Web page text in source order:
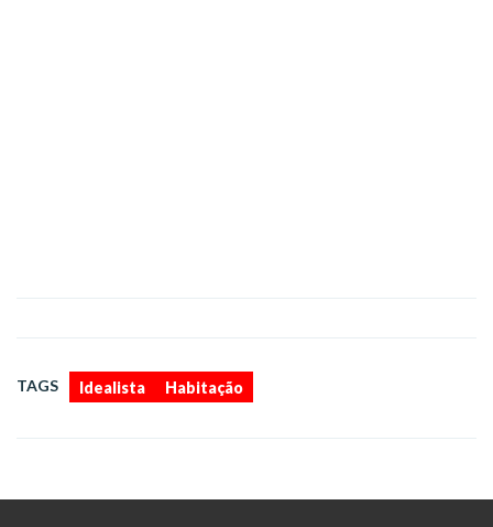
TAGS Idealista Habitação